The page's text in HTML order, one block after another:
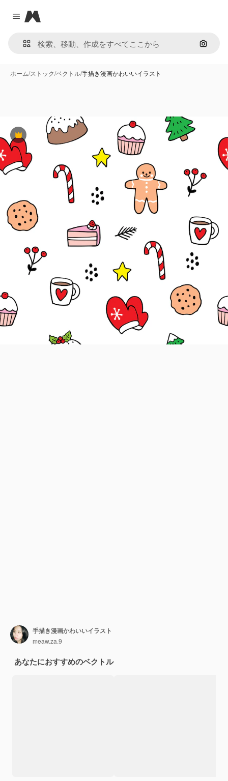
Close menu
Magnific
画像で
ホーム/ストック/ベクトル/手描き漫画かわいいイラスト
Premium
手描き漫画かわいいイラスト
meaw.za.9
あなたにおすすめのベクトル